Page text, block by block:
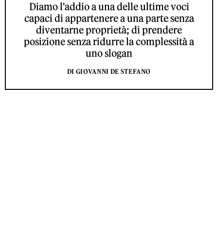
Diamo l'addio a una delle ultime voci
capaci di appartenere a una parte senza
diventarne proprietà; di prendere
posizione senza ridurre la complessità a
uno slogan
DI GIOVANNI DE STEFANO